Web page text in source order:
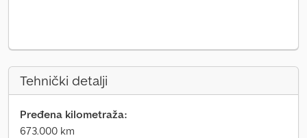
Tehnički detalji
Pređena kilometraža:
673.000 km